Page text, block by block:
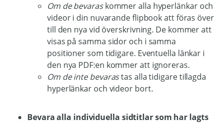
Om de bevaraskommer alla hyperlänkar och
videor i din nuvarande flipbook att föras över
till den nya vid överskrivning. De kommer att
visas på samma sidor och i samma
positioner som tidigare. Eventuella länkar i
den nya PDF:en kommer att ignoreras.
Om de inte bevarastas alla tidigare tillagda
hyperlänkar och videor bort.
Bevara alla individuella sidtitlar som har lagts